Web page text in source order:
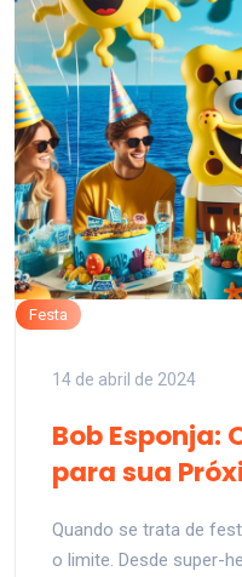
Festa
14 de abril de 2024
Bob Esponja:
para sua
Quando se trata de
o limite. Desde super-